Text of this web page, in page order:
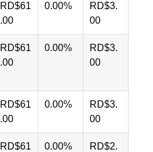
RD$61
.00
0.00%
RD$3.
00
RD$61
.00
0.00%
RD$3.
00
RD$61
.00
0.00%
RD$3.
00
RD$61
0.00%
RD$2.